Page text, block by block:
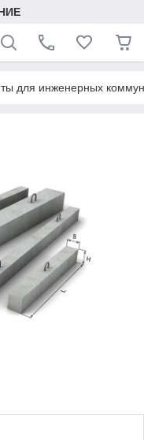
для инженерных